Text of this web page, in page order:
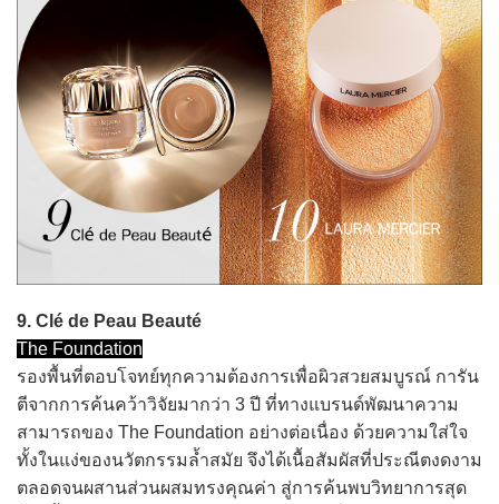
9. Clé de Peau Beauté
The Foundation
รองพื้นที่ตอบโจทย์ทุกความต้องการเพื่อผิวสวยสมบูรณ์ การัน
ตีจากการค้นคว้าวิจัยมากว่า 3 ปี ที่ทางแบรนด์พัฒนาความ
สามารถของ The Foundation อย่างต่อเนื่อง ด้วยความใส่ใจ
ทั้งในแง่ของนวัตกรรมล้ำสมัย จึงได้เนื้อสัมผัสที่ประณีตงดงาม
ตลอดจนผสานส่วนผสมทรงคุณค่า สู่การค้นพบวิทยาการสุด